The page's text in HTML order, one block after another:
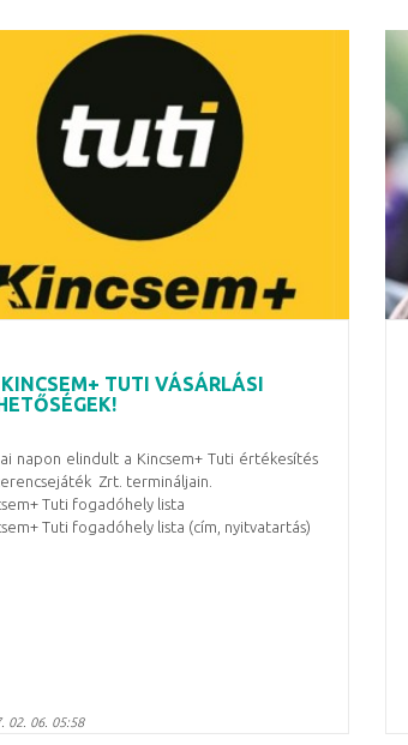
TUTI VÁSÁRLÁSI
napon elindult a Kincsem+ Tuti értékesítés
Zrt. termináljain.
Tuti fogadóhely lista
Tuti fogadóhely lista (cím, nyitvatartás)
02. 06. 05:58